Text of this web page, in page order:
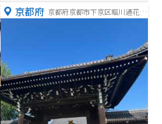
京都府 京都府京都市下京区堀川通花屋